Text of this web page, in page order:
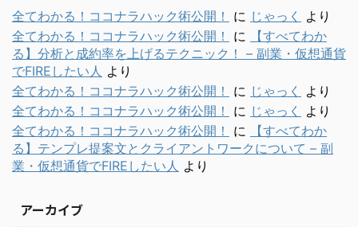
全てわかる！ココナラハック術公開！ に じゃっく
より
全てわかる！ココナラハック術公開！
に
【すべてわか
る】分析と成約率を上げるテクニック！ – 副業・仮想通貨
でFIREしたい人 より
全てわかる！ココナラハック術公開！
に じゃっく
より
全てわかる！ココナラハック術公開！
に じゃっく
より
全てわかる！ココナラハック術公開！
に
【すべてわか
る】テンプレ提案文とクライアントワークについて – 副
業・仮想通貨でFIREしたい人 より
アーカイブ